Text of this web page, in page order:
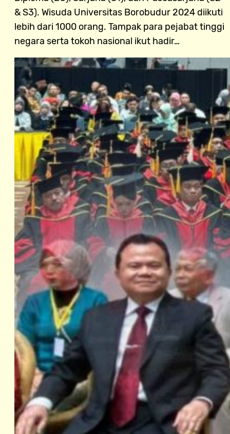
& S3). Wisuda Universitas Borobudur 2024 diikuti
lebih dari 1000 orang. Tampak para pejabat tinggi
negara serta tokoh nasional ikut hadir…